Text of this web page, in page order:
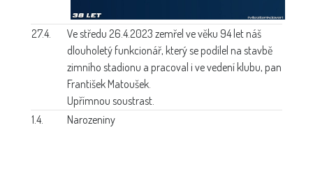
27.4.
Ve středu 26.4.2023 zemřel ve věku 94 let náš
dlouholetý funkcionář, který se podílel na stavbě
zimního stadionu a pracoval i ve vedení klubu, pan
František Matoušek.
Upřímnou soustrast.
1.4.
Narozeniny